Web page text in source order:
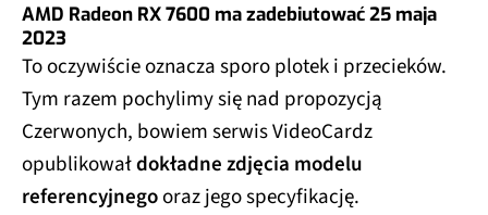
AMD Radeon RX 7600 ma zadebiutować 25 maja
2023
To oczywiście oznacza sporo plotek i przecieków.
Tym razem pochylimy się nad propozycją
Czerwonych, bowiem serwis VideoCardz
opublikowałdokładne zdjęcia modelu
referencyjnegooraz jego specyfikację.